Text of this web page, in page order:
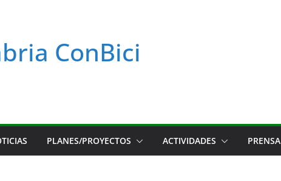
ConBici
PLANES/PROYECTOS ACTIVIDADES PRENSA